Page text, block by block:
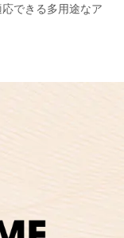
できる多用途なア